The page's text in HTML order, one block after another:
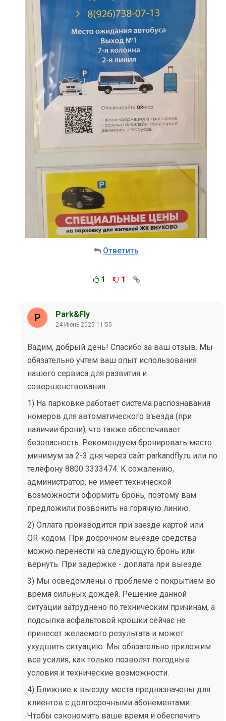
Ответить
1 1
Park&Fly
24 Июнь 2025 11:55
Вадим, добрый день! Спасибо за ваш отзыв. Мы
обязательно учтем ваш опыт использования
нашего сервиса для развития и
совершенствования.
1) На парковке работает система распознавания
номеров для автоматического въезда (при
наличии брони), что также обеспечивает
безопасность. Рекомендуем бронировать место
минимум за 2-3 дня через сайт parkandfly.ru или по
телефону 8800 3333474. К сожалению,
администратор, не имеет технической
возможности оформить бронь, поэтому вам
предложили позвонить на горячую линию.
2) Оплата производится при заезде картой или
QR-кодом. При досрочном выезде средства
можно перенести на следующую бронь или
вернуть. При задержке - доплата при выезде.
3) Мы осведомлены о проблеме с покрытием во
время сильных дождей. Решение данной
ситуации затруднено по техническим причинам, а
подсыпка асфальтовой крошки сейчас не
принесет желаемого результата и может
ухудшить ситуацию. Мы обязательно приложим
все усилия, как только позволят погодные
условия и технические возможности.
4) Ближние к выезду места предназначены для
клиентов с долгосрочными абонементами.
Чтобы сэкономить ваше время и обеспечить